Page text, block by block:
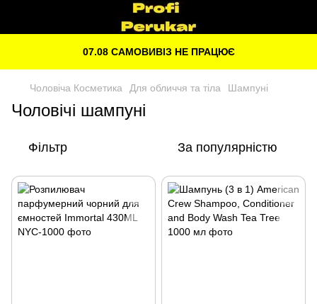
07.08 САМОВИВІЗ НЕ ПРАЦЮЄ
Чоловіча Косметика Для обличчя та тіла Шампуні
Чоловічі шампуні
Фільтр За популярністю